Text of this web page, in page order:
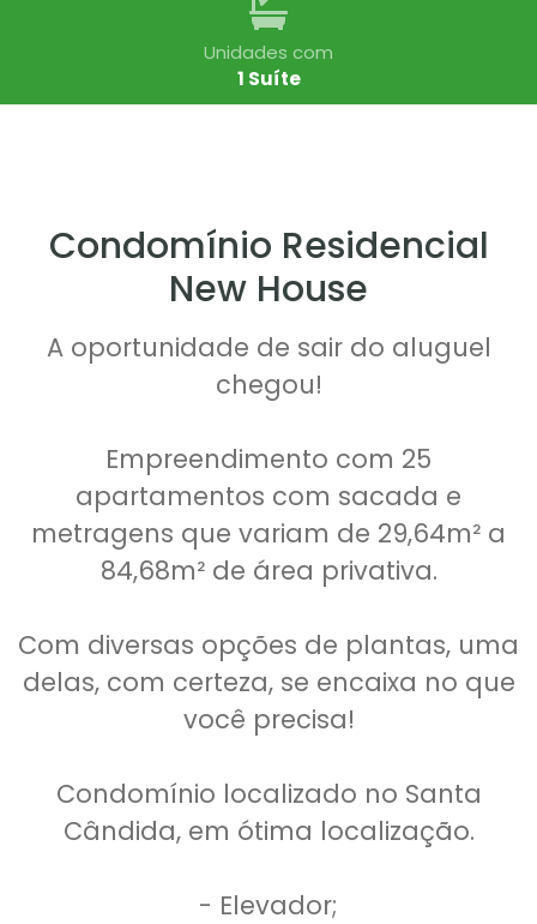
Unidades com
1 Suíte
Condomínio Residencial
New House
A oportunidade de sair do aluguel
chegou!
Empreendimento com 25
apartamentos com sacada e
metragens que variam de 29,64m² a
84,68m² de área privativa.
Com diversas opções de plantas, uma
delas, com certeza, se encaixa no que
você precisa!
Condomínio localizado no Santa
Cândida, em ótima localização.
- Elevador;